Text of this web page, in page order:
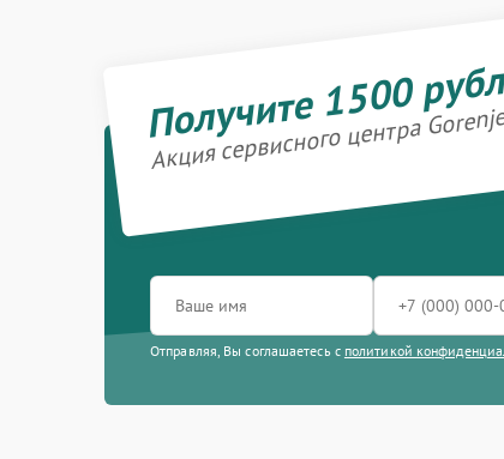
Получите 1500
Акция сервисного центра
Отправляя, Вы соглашаетесь с политикой